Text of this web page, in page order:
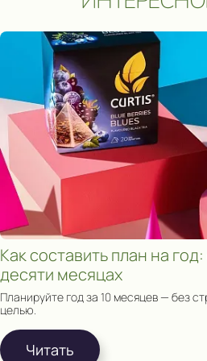
Как составить план на
десяти месяцах
Планируйте год за 10 месяцев — без
целью.
Читать
Сроки акции: с